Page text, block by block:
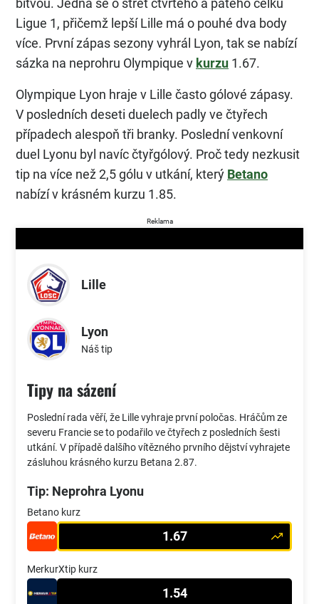
bitvou. Jedná se o střet čtvrtého a pátého celku
Ligue 1, přičemž lepší Lille má o pouhé dva body
více. První zápas sezony vyhrál Lyon, tak se nabízí
sázka na neprohru Olympique v kurzu 1.67.
Olympique Lyon hraje v Lille často gólové zápasy.
V posledních deseti duelech padly ve čtyřech
případech alespoň tři branky. Poslední venkovní
duel Lyonu byl navíc čtyřgólový. Proč tedy nezkusit
tip na více než 2,5 gólu v utkání, který Betano
nabízí v krásném kurzu 1.85.
Reklama
Lille
Lyon
Náš tip
Tipy na sázení
Poslední rada věří, že Lille vyhraje první poločas. Hráčům ze
severu Francie se to podařilo ve čtyřech z posledních šesti
utkání. V případě dalšího vítězného prvního dějství vyhrajete
zásluhou krásného kurzu Betana 2.87.
Tip: Neprohra Lyonu
Betano kurz
1.67
MerkurXtip kurz
1.54